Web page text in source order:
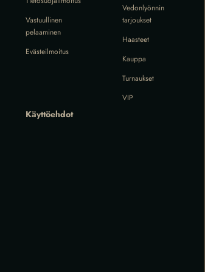
Vastuullinen
pelaaminen
Evästeilmoitus
Käyttöehdot
Vedonlyönnin
tarjoukset
Haasteet
Kauppa
Turnaukset
VIP